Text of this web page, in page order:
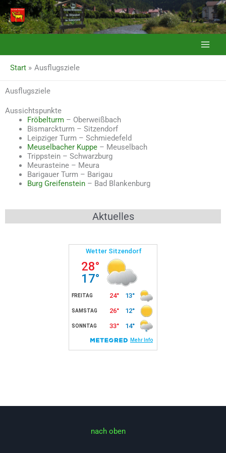
Zum
Inhalt
springen
Start Ausflugsziele
Ausflugsziele
Aussichtspunkte
Fröbelturm– Oberweißbach
Bismarckturm – Sitzendorf
Leipziger Turm – Schmiedefeld
Meuselbacher Kuppe– Meuselbach
Trippstein – Schwarzburg
Meurasteine – Meura
Barigauer Turm – Barigau
Burg Greifenstein– Bad Blankenburg
Aktuelles
nach oben